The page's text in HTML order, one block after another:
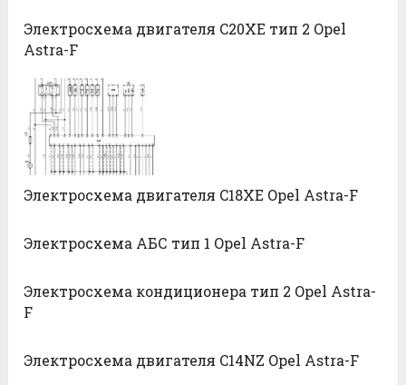
Электросхема двигателя C20XE тип 2 Opel
Astra-F
Электросхема двигателя C18XE Opel Astra-F
Электросхема АБС тип 1 Opel Astra-F
Электросхема кондиционера тип 2 Opel Astra-
F
Электросхема двигателя C14NZ Opel Astra-F